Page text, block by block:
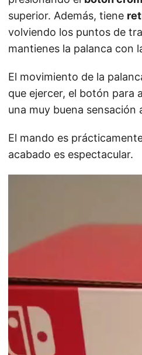
superior. Además, tiene
volviendo los puntos de
mantienes la palanca con
El movimiento de la
que ejercer, el botón para
una muy buena sensación
El mando es
acabado es espectacular.